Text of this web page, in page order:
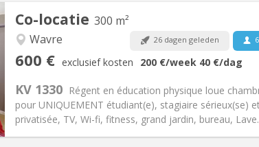
Co-locatie 300 m²
Wavre
600 € exclusief kosten 200 €/week 40 €/dag
26 dagen geleden
KV 1330 Régent en éducation physique loue
pour UNIQUEMENT étudiant(e), stagiaire sérieux(se)
privatisée, TV, Wi-fi, fitness, grand jardin, bureau,
Inrichting
Badkamer:Privaat
Oppervlakte:300 m2
Sfeer:
Roker: